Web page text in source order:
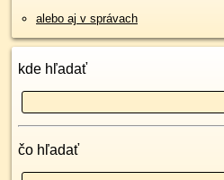
alebo aj v správach
kde hľadať
čo hľadať